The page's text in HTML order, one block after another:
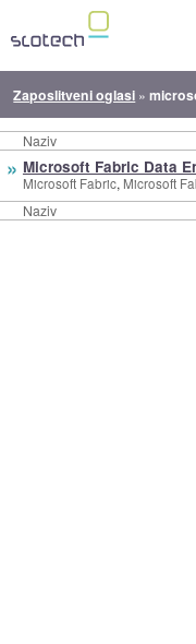
Zaposlitveni oglasi »
Naziv
Naziv
» Microsoft Fabric Data
Microsoft Fabric, Microsoft